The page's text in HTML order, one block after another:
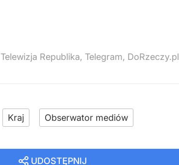
Telewizja Republika, Telegram, DoRzeczy.pl
Kraj Obserwator mediów
UDOSTĘPNIJ